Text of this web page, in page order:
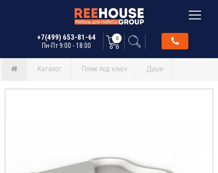
+7(499) 653-81-64
Пн-Пт 9:00 - 18:00
0
Каталог Пляж под ключ Души